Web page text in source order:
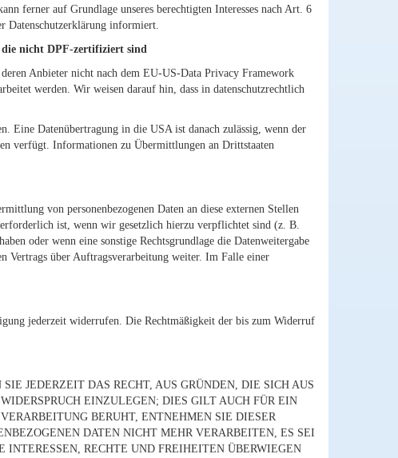
ferner auf Grundlage unseres berechtigten Interesses nach Art. 6
Datenschutzerklärung informiert.
die nicht DPF-zertifiziert sind
Anbieter nicht nach dem EU-US-Data Privacy Framework
werden. Wir weisen darauf hin, dass in datenschutzrechtlich
Eine Datenübertragung in die USA ist danach zulässig, wenn der
verfügt. Informationen zu Übermittlungen an Drittstaaten
von personenbezogenen Daten an diese externen Stellen
ist, wenn wir gesetzlich hierzu verpflichtet sind (z. B.
oder wenn eine sonstige Rechtsgrundlage die Datenweitergabe
Vertrags über Auftragsverarbeitung weiter. Im Falle einer
jederzeit widerrufen. Die Rechtmäßigkeit der bis zum Widerruf
JEDERZEIT DAS RECHT, AUS GRÜNDEN, DIE SICH AUS
EINZULEGEN; DIES GILT AUCH FÜR EIN
BERUHT, ENTNEHMEN SIE DIESER
DATEN NICHT MEHR VERARBEITEN, ES SEI
RECHTE UND FREIHEITEN ÜBERWIEGEN